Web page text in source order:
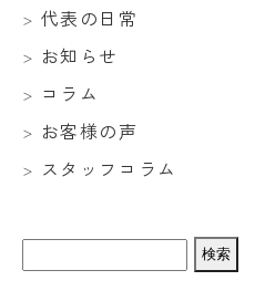
代表の日常
お知らせ
コラム
お客様の声
スタッフコラム
検
索: